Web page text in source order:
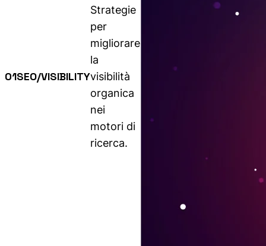
01SEO/VISIBILITY
Strategie
per
migliorare
la
visibilità
organica
nei
motori di
ricerca.